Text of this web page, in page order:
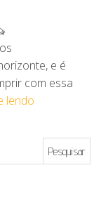
e é
com essa
lendo